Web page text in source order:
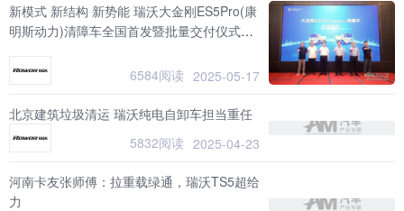
新模式 新结构 新势能 瑞沃大金刚ES5Pro(康
明斯动力)清障车全国首发暨批量交付仪式圆
6584阅读 2025-05-17
北京建筑垃圾清运 瑞沃纯电自卸车担当重任
5832阅读 2025-04-23
河南卡友张师傅：拉重载绿通，瑞沃TS5超给
力